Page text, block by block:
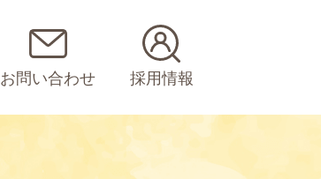
お問い合わせ 採用情報